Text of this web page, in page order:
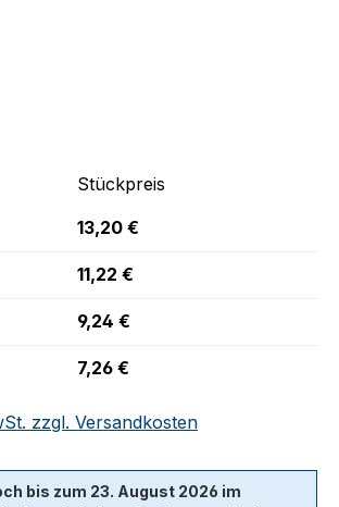
Stückpreis
13,20 €
11,22 €
9,24 €
7,26 €
zzgl. Versandkosten
bis zum 23. August 2026 im